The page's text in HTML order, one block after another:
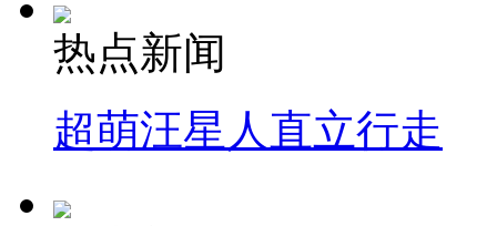
热点新闻
超萌汪星人直立行走